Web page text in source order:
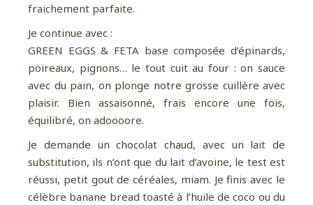
fraichement parfaite.
Je continue avec :
GREEN EGGS & FETA base composée d’épinards,
poireaux, pignons… le tout cuit au four : on sauce
avec du pain, on plonge notre grosse cuillère avec
plaisir. Bien assaisonné, frais encore une fois,
équilibré, on adoooore.
Je demande un chocolat chaud, avec un lait de
substitution, ils n’ont que du lait d’avoine, le test est
réussi, petit gout de céréales, miam. Je finis avec le
célèbre banane bread toasté à l’huile de coco ou du